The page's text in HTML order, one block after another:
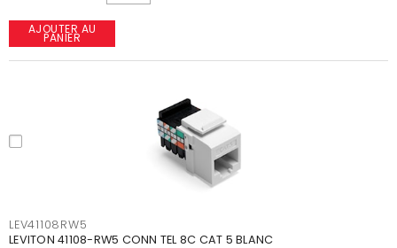
AJOUTER AU
PANIER
LEV41108RW5
LEVITON 41108-RW5 CONN TEL 8C CAT 5 BLANC